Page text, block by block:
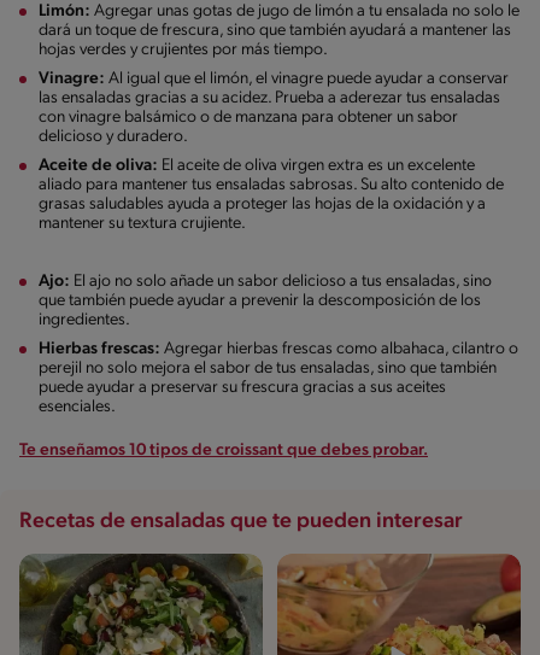
Limón: Agregar unas gotas de jugo de limón a tu ensalada no solo le
dará un toque de frescura, sino que también ayudará a mantener las
hojas verdes y crujientes por más tiempo.
Vinagre: Al igual que el limón, el vinagre puede ayudar a conservar
las ensaladas gracias a su acidez. Prueba a aderezar tus ensaladas
con vinagre balsámico o de manzana para obtener un sabor
delicioso y duradero.
Aceite de oliva: El aceite de oliva virgen extra es un excelente
aliado para mantener tus ensaladas sabrosas. Su alto contenido de
grasas saludables ayuda a proteger las hojas de la oxidación y a
mantener su textura crujiente.
Ajo: El ajo no solo añade un sabor delicioso a tus ensaladas, sino
que también puede ayudar a prevenir la descomposición de los
ingredientes.
Hierbas frescas: Agregar hierbas frescas como albahaca, cilantro o
perejil no solo mejora el sabor de tus ensaladas, sino que también
puede ayudar a preservar su frescura gracias a sus aceites
esenciales.
Te enseñamos 10 tipos de croissant que debes probar.
Recetas de ensaladas que te pueden interesar